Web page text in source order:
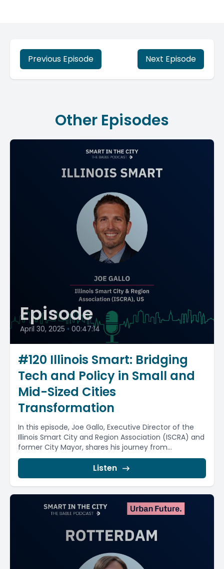
Previous Episode Next Episode
Other Episodes
Episode
April 30, 2025 • 00:47:14
#120 Illinois Smart: Bridging
Tech and Policy in Small and
Mid-Sized Cities
Transformation
In this episode, Joe Gallo, Executive Director of the
Illinois Smart City and Region Association (ISCRA) and
former City Mayor, shares his journey from...
Listen